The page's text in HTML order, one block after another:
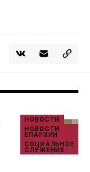
НОВОСТИ
НОВОСТИ
ЕПАРХИИ
СОЦИАЛЬНОЕ
СЛУЖЕНИЕ